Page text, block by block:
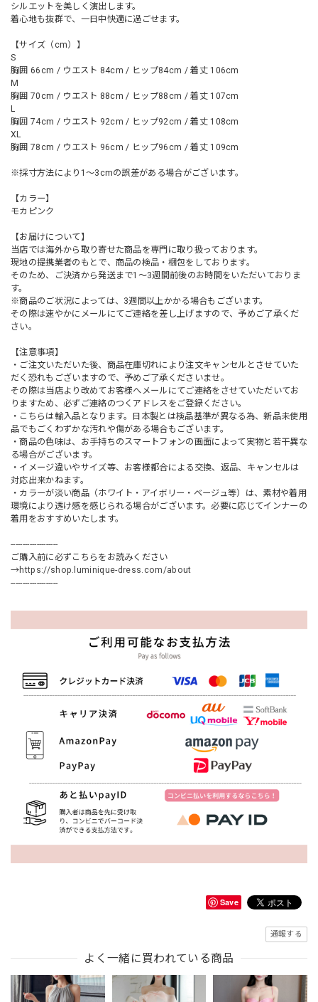
シルエットを美しく演出します。
着心地も抜群で、一日中快適に過ごせます。
【サイズ（cm）】
S
胸囲 66cm / ウエスト 84cm / ヒップ84cm / 着丈 106cm
M
胸囲 70cm / ウエスト 88cm / ヒップ88cm / 着丈 107cm
L
胸囲 74cm / ウエスト 92cm / ヒップ92cm / 着丈 108cm
XL
胸囲 78cm / ウエスト 96cm / ヒップ96cm / 着丈 109cm
※採寸方法により1～3cmの誤差がある場合がございます。
【カラー】
モカピンク
【お届けについて】
当店では海外から取り寄せた商品を専門に取り扱っております。
現地の提携業者のもとで、商品の検品・梱包をしております。
そのため、ご決済から発送まで1～3週間前後のお時間をいただいておりま
す。
※商品のご状況によっては、3週間以上かかる場合もございます。
その際は速やかにメールにてご連絡を差し上げますので、予めご了承くだ
さい。
【注意事項】
・ご注文いただいた後、商品在庫切れにより注文キャンセルとさせていた
だく恐れもございますので、予めご了承くださいませ。
その際は当店より改めてお客様へメールにてご連絡をさせていただいてお
りますため、必ずご連絡のつくアドレスをご登録ください。
・こちらは輸入品となります。日本製とは検品基準が異なる為、新品未使用
品でもごくわずかな汚れや傷がある場合もございます。
・商品の色味は、お手持ちのスマートフォンの画面によって実物と若干異な
る場合がございます。
・イメージ違いやサイズ等、お客様都合による交換、返品、キャンセルは
対応出来かねます。
・カラーが淡い商品（ホワイト・アイボリー・ベージュ等）は、素材や着用
環境により透け感を感じられる場合がございます。必要に応じてインナーの
着用をおすすめいたします。
--------------------
ご購入前に必ずこちらをお読みください
→https://shop.luminique-dress.com/about
--------------------
Save
通報する
よく一緒に買われている商品